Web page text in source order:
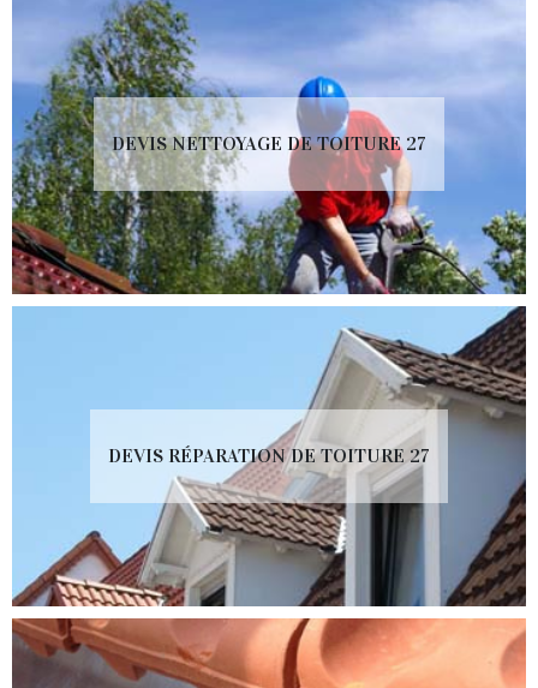
DEVIS NETTOYAGE DE TOITURE 27
DEVIS RÉPARATION DE TOITURE 27